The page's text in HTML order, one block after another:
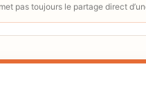
pas toujours le partage direct